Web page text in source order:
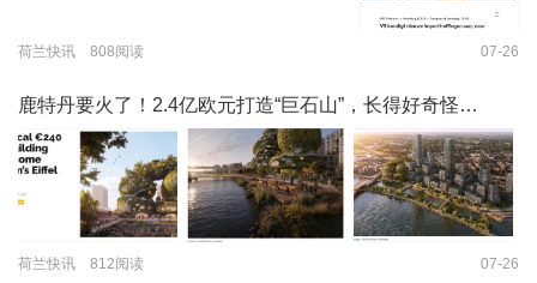
荷兰快讯 808阅读 07-26
鹿特丹要火了！2.4亿欧元打造“巨石山”，长得好奇怪…
荷兰快讯 812阅读 07-26